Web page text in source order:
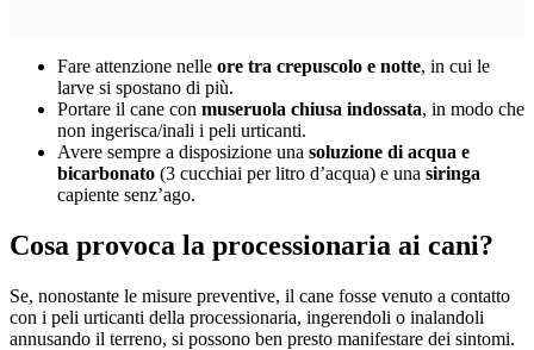
Fare attenzione nelle ore tra crepuscolo e notte, in cui le
larve si spostano di più.
Portare il cane con museruola chiusa indossata, in modo che
non ingerisca/inali i peli urticanti.
Avere sempre a disposizione una soluzione di acqua e
bicarbonato (3 cucchiai per litro d’acqua) e una siringa
capiente senz’ago.
Cosa provoca la processionaria ai cani?
Se, nonostante le misure preventive, il cane fosse venuto a contatto
con i peli urticanti della processionaria, ingerendoli o inalandoli
annusando il terreno, si possono ben presto manifestare dei sintomi.